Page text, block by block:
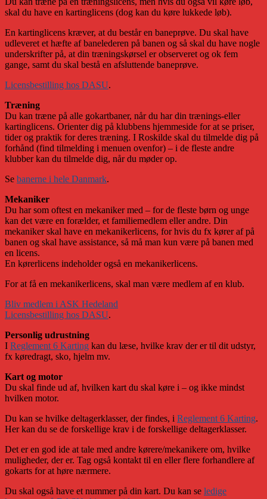
skal du have en kartinglicens (dog kan du køre lukkede løb).
En kartinglicens kræver, at du består en baneprøve. Du skal have
udleveret et hæfte af banelederen på banen og så skal du have nogle
underskrifter på, at din træningskørsel er observeret og ok fem
gange, samt du skal bestå en afsluttende baneprøve.
Licensbestilling hos DASU.
Træning
Du kan træne på alle gokartbaner, når du har din trænings-eller
kartinglicens. Orienter dig på klubbens hjemmeside for at se priser,
tider og praktik for deres træning. I Roskilde skal du tilmelde dig på
forhånd (find tilmelding i menuen ovenfor) – i de fleste andre
klubber kan du tilmelde dig, når du møder op.
Se banerne i hele Danmark.
Mekaniker
Du har som oftest en mekaniker med – for de fleste børn og unge
kan det være en forælder, et familiemedlem eller andre. Din
mekaniker skal have en mekanikerlicens, for hvis du fx kører af på
banen og skal have assistance, så må man kun være på banen med
en licens.
En kørerlicens indeholder også en mekanikerlicens.
For at få en mekanikerlicens, skal man være medlem af en klub.
Bliv medlem i ASK Hedeland
Licensbestilling hos DASU.
Personlig udrustning
I Reglement 6 Karting kan du læse, hvilke krav der er til dit udstyr,
fx køredragt, sko, hjelm mv.
Kart og motor
Du skal finde ud af, hvilken kart du skal køre i – og ikke mindst
hvilken motor.
Du kan se hvilke deltagerklasser, der findes, i Reglement 6 Karting.
Her kan du se de forskellige krav i de forskellige deltagerklasser.
Det er en god ide at tale med andre kørere/mekanikere om, hvilke
muligheder, der er. Tag også kontakt til en eller flere forhandlere af
gokarts for at høre nærmere.
Du skal også have et nummer på din kart. Du kan se ledige